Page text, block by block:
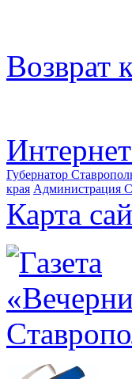
Возврат
Губернатор
края Администрация
Карта